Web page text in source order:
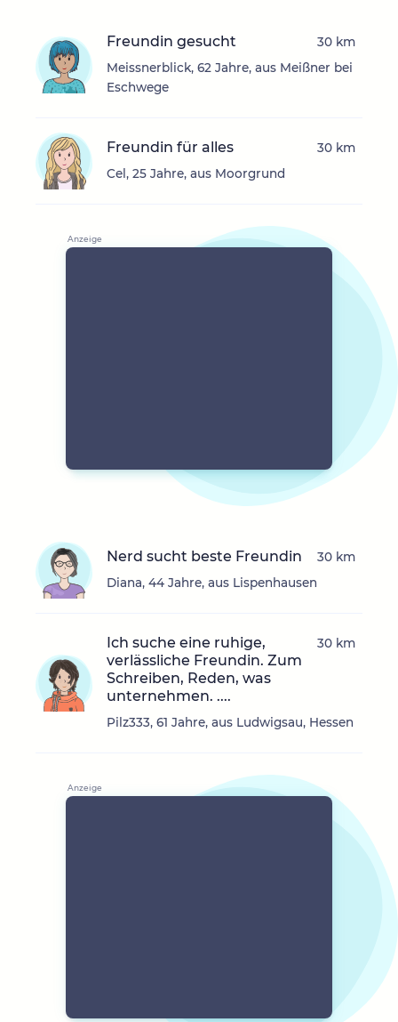
Freundin gesucht
Meissnerblick, 62 Jahre, aus Meißner bei
Eschwege
30 km
Freundin für alles
Cel, 25 Jahre, aus Moorgrund
30 km
Nerd sucht beste Freundin
Diana, 44 Jahre, aus Lispenhausen
30 km
Ich suche eine ruhige,
verlässliche Freundin. Zum
Schreiben, Reden, was
unternehmen. ....
Pilz333, 61 Jahre, aus Ludwigsau, Hessen
30 km